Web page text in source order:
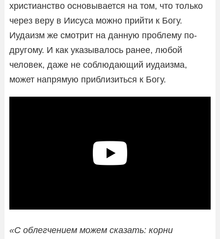
христианство основывается на том, что только
через веру в Иисуса можно прийти к Богу.
Иудаизм же смотрит на данную проблему по-
другому. И как указывалось ранее, любой
человек, даже не соблюдающий иудаизма,
может напрямую приблизиться к Богу.
«С облегчением можем сказать: корни